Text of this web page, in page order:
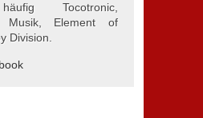
Tocotronic,
Musik, Element of
Division.